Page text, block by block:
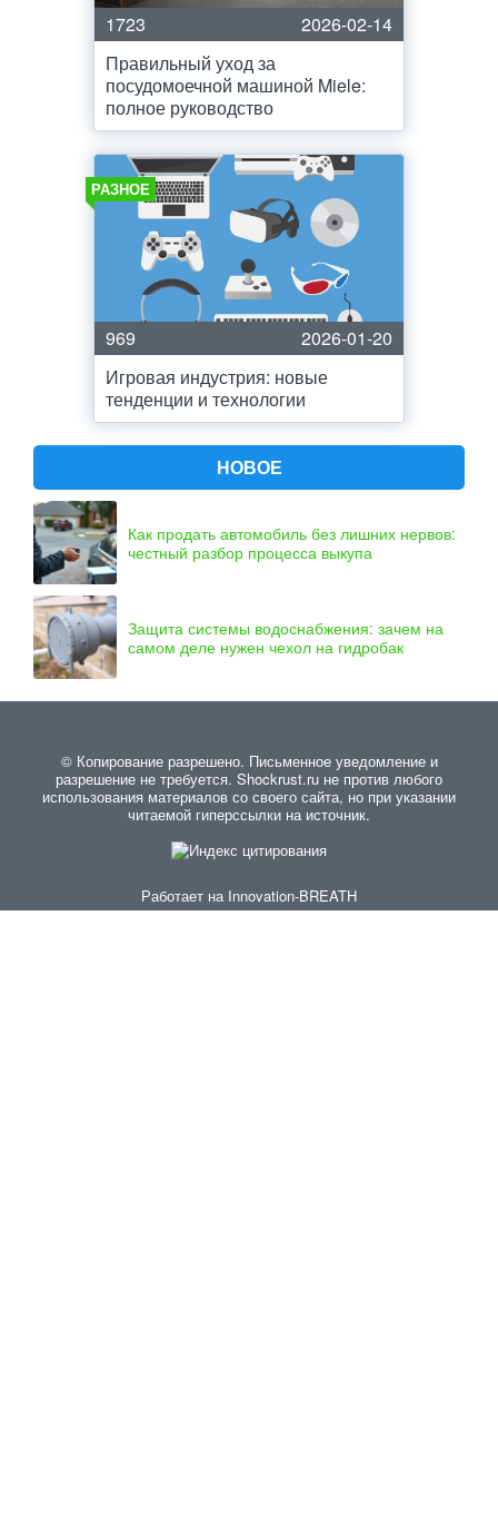
1723
2026-02-14
Правильный уход за
посудомоечной машиной Miele:
полное руководство
РАЗНОЕ
969
2026-01-20
Игровая индустрия: новые
тенденции и технологии
НОВОЕ
Как продать автомобиль без лишних нервов:
честный разбор процесса выкупа
Защита системы водоснабжения: зачем на
самом деле нужен чехол на гидробак
© Копирование разрешено. Письменное уведомление и
разрешение не требуется. Shockrust.ru не против любого
использования материалов со своего сайта, но при указании
читаемой гиперссылки на источник.
Работает на Innovation-BREATH